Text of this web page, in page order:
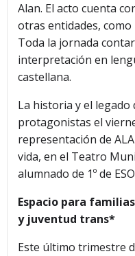
Alan. El acto cuenta
otras entidades, como
Toda la jornada
interpretación en
castellana.
La historia y el legado
protagonistas el
representación de
vida, en el Teatro
alumnado de 1º de
Espacio para
y juventud trans*
Este último trimestre